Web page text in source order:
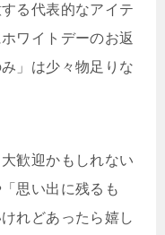
る代表的なアイテ
ワイトデーのお返
」は少々物足りな
歓迎かもしれない
思い出に残るも
れどあったら嬉し